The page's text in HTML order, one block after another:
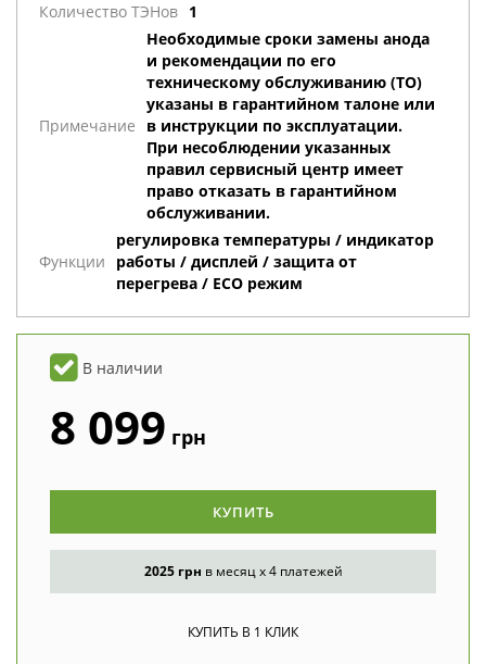
Количество ТЭНов 1
Примечание
Необходимые сроки замены анода
и рекомендации по его
техническому обслуживанию (ТО)
указаны в гарантийном талоне или
в инструкции по эксплуатации.
При несоблюдении указанных
правил сервисный центр имеет
право отказать в гарантийном
обслуживании.
Функции
регулировка температуры / индикатор
работы / дисплей / защита от
перегрева / ECO режим
В наличии
8 099 грн
КУПИТЬ
2025 грн в месяц x 4 платежей